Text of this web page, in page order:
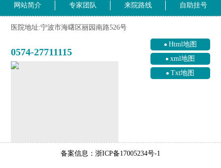
网站简介 专家团队 来院路线 自助挂号
医院地址:宁波市海曙区丽园南路526号
0574-27711115
Html地图
xml地图
Txt地图
备案信息：浙ICP备17005234号-1